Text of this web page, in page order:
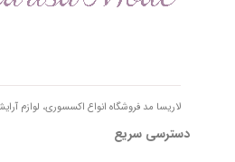
لاریسا مد فروشگاه انواع اکسسوری، لوازم
دسترسی سریع